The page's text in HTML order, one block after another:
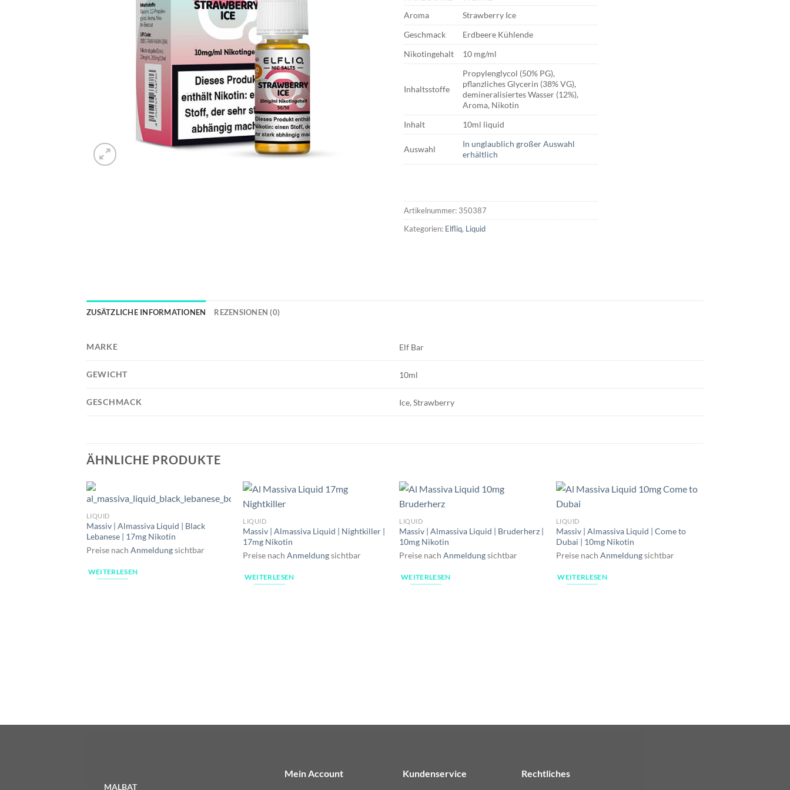
Aroma
Strawberry Ice
Geschmack
Erdbeere Kühlende
Nikotingehalt
10 mg/ml
Inhaltsstoffe
Propylenglycol (50% PG),
pflanzliches Glycerin (38% VG),
demineralisiertes Wasser (12%),
Aroma, Nikotin
Inhalt
10ml liquid
Auswahl
In unglaublich großer Auswahl
erhältlich
Artikelnummer: 350387
Kategorien: Elfliq, Liquid
ZUSÄTZLICHE INFORMATIONEN REZENSIONEN (0)
MARKE Elf Bar
GEWICHT 10ml
GESCHMACK Ice, Strawberry
ÄHNLICHE PRODUKTE
LIQUID
Massiv | Almassiva Liquid | Black
Lebanese | 17mg Nikotin
Preise nach Anmeldungsichtbar
WEITERLESEN
LIQUID
Massiv | Almassiva Liquid | Nightkiller |
17mg Nikotin
Preise nachAnmeldungsichtbar
WEITERLESEN
LIQUID
Massiv | Almassiva Liquid | Bruderherz |
10mg Nikotin
Preise nachAnmeldungsichtbar
WEITERLESEN
LIQUID
Massiv | Almassiva Liquid | Come to
Dubai | 10mg Nikotin
Preise nach Anmeldungsichtbar
WEITERLESEN
MALBAT
Mein Account Kundenservice Rechtliches